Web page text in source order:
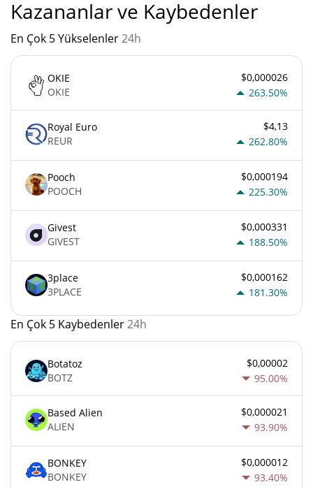
Kazananlar ve Kaybedenler
En Çok 5 Yükselenler24h
OKIE
OKIE
$0,000026
263.50%
Royal Euro
REUR
$4,13
262.80%
Pooch
POOCH
$0,000194
225.30%
Givest
GIVEST
$0,000331
188.50%
3place
3PLACE
$0,000162
181.30%
En Çok 5 Kaybedenler24h
Botatoz
BOTZ
$0,00002
95.00%
Based Alien
ALIEN
$0,000021
93.90%
BONKEY
BONKEY
$0,000012
93.40%